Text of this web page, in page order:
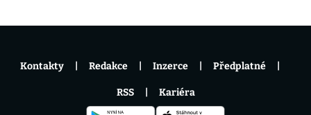
Kontakty Redakce Inzerce Předplatné
RSS Kariéra